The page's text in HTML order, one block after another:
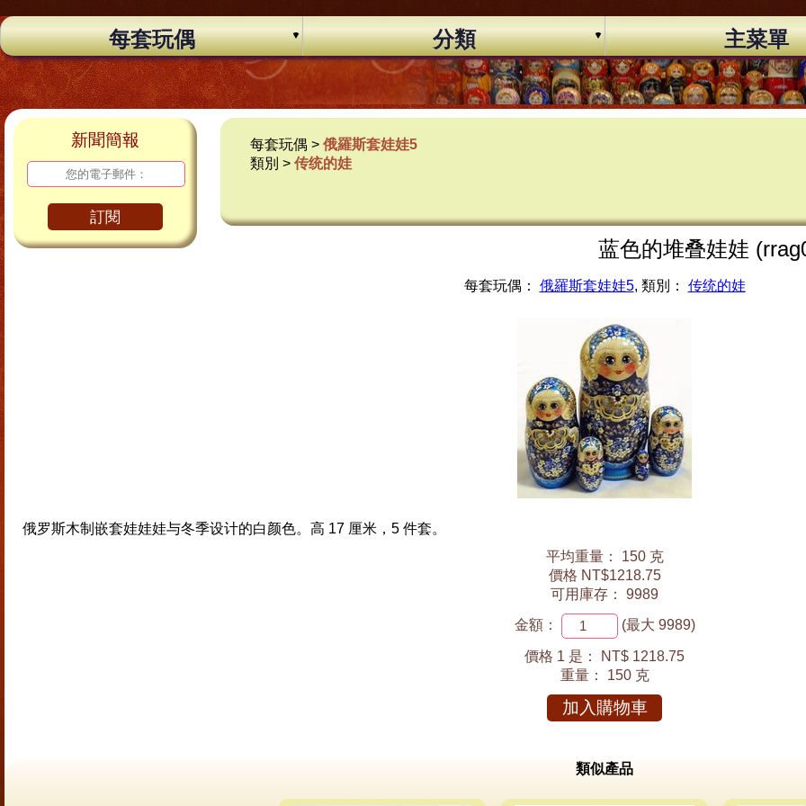
每套玩偶 分類 主菜單
新聞簡報
訂閱
每套玩偶 >俄羅斯套娃娃5
類別 >传统的娃
蓝色的堆叠娃娃
每套玩偶： 俄羅斯套娃娃5, 類別： 传统的娃
俄罗斯木制嵌套娃娃娃与冬季设计的白颜色。高 17 厘米，5 件套。
平均重量： 150 克
價格 NT$1218.75
可用庫存： 9989
金額： (最大 9989)
價格 1 是：
NT$ 1218.75
重量： 150 克
加入購物車
類似產品